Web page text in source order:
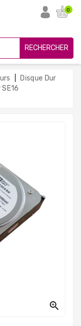
0
RECHERCHER
Disque Dur
